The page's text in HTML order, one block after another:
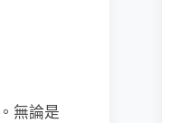
無論是